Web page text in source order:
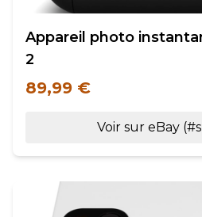
Appareil photo
2
89,99 €
Voir sur eBay